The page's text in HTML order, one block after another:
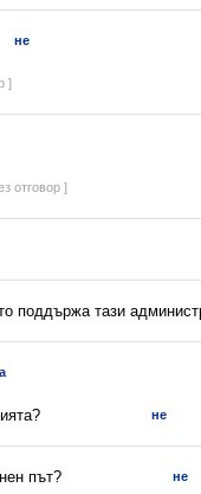
не
]
отговор ]
поддържа тази
не
път? не